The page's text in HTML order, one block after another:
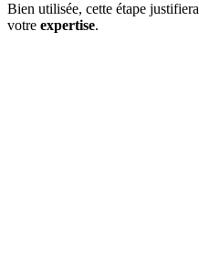
Bien utilisée, cette étape
votre expertise.